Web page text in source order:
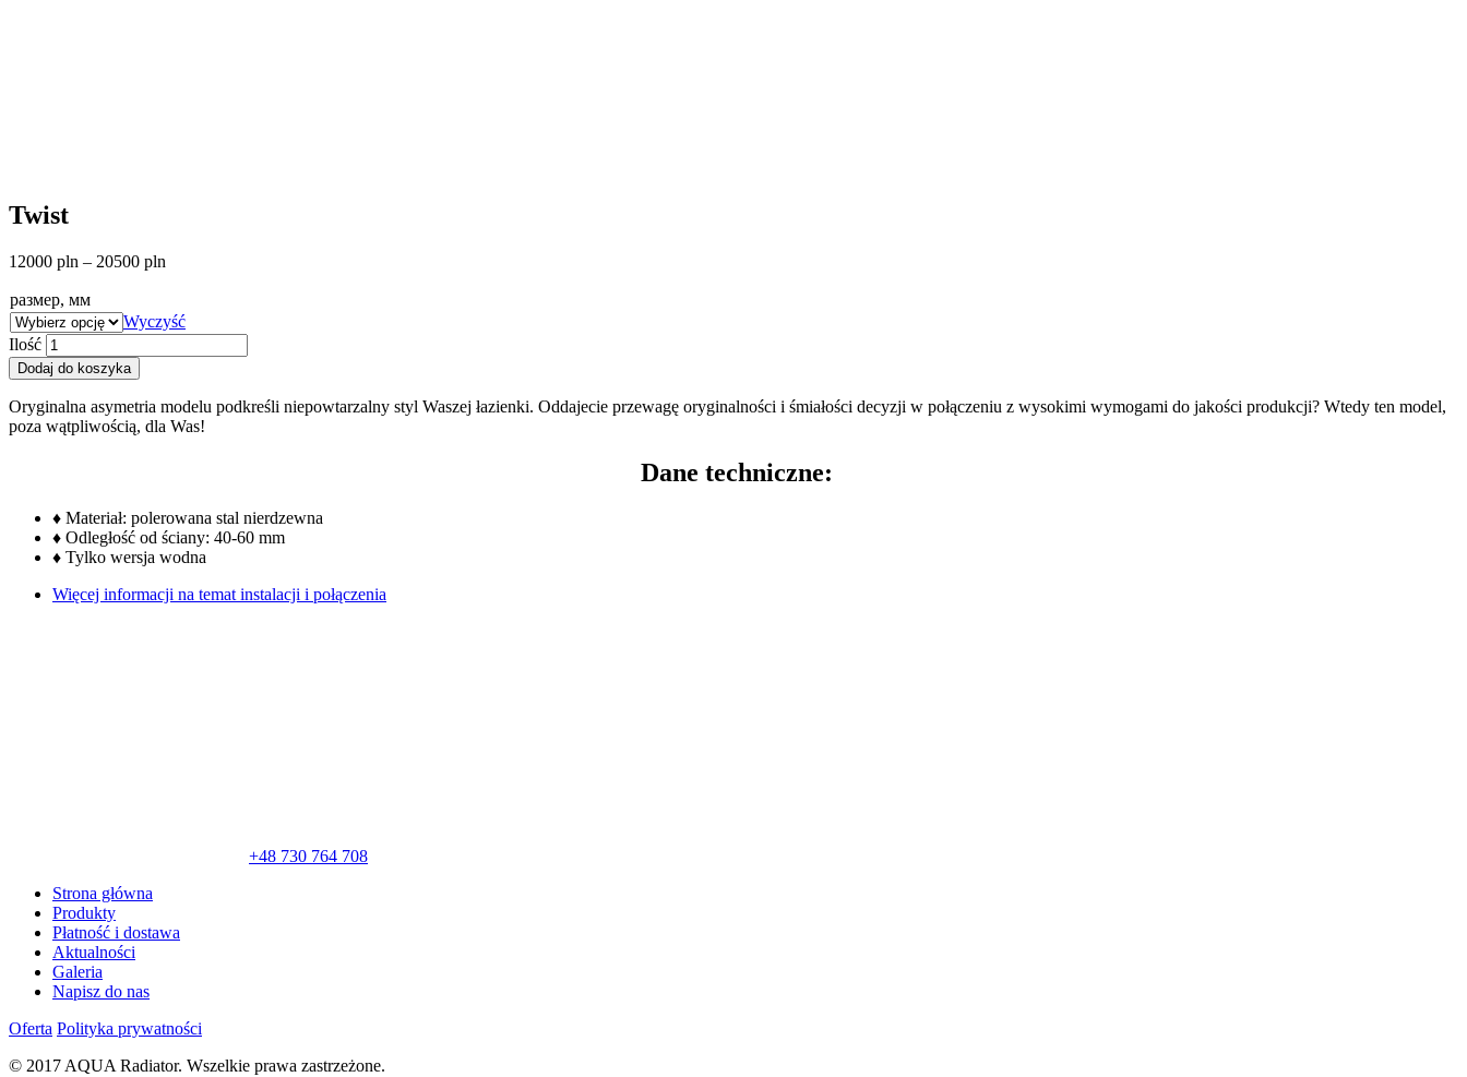
Twist
12000 pln – 20500 pln
размер, мм
Wyczyść
Ilość
Dodaj do koszyka
Oryginalna asymetria modelu podkreśli niepowtarzalny styl Waszej łazienki. Oddajecie przewagę oryginalności i śmiałości decyzji w połączeniu z wysokimi wymogami do jakości produkcji? Wtedy ten model,
poza wątpliwością, dla Was!
Dane techniczne:
♦ Materiał: polerowana stal nierdzewna
♦ Odległość od ściany: 40-60 mm
♦ Tylko wersja wodna
Więcej informacji na temat instalacji i połączenia
+48 730 764 708
Strona główna
Produkty
Płatność i dostawa
Aktualności
Galeria
Napisz do nas
Oferta Polityka prywatności
© 2017 AQUA Radiator. Wszelkie prawa zastrzeżone.